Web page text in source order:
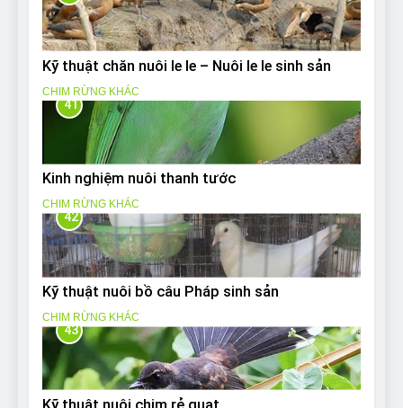
Kỹ thuật chăn nuôi le le – Nuôi le le sinh sản
CHIM RỪNG KHÁC
41
Kinh nghiệm nuôi thanh tước
CHIM RỪNG KHÁC
42
Kỹ thuật nuôi bồ câu Pháp sinh sản
CHIM RỪNG KHÁC
43